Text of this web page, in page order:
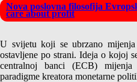
Nova poslovna filosofija
care about profit
U svijetu koji se ubrzano
ostavljene po strani. Ideja o kojoj
centralnoj banci (ECB) mijenja
paradigme kreatora monetarne